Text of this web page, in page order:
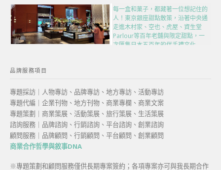
每一盒和菓子，都藏著一位想記住的
人！東京銀座甜點散策，沿著中央通
走進木村家、空也、虎屋、資生堂
Parlour等百年老舖與限定甜點，一
次匯集日本五百年的伴手禮文化
品牌服務項目
專題採訪｜人物專訪、品牌專訪、地方專訪、活動專訪
專題代編｜企業刊物、地方刊物、商業專欄、商業文案
專題策劃｜商業策展、活動策展、旅行策展、生活策展
諮詢服務｜品牌諮詢、行銷諮詢、平台諮詢、創業諮詢
顧問服務｜品牌顧問、行銷顧問、平台顧問、創業顧問
商業合作哲學與敘事DNA
※專題策劃和顧問服務僅供長期專案簽約；各項專案亦可與我長期合作